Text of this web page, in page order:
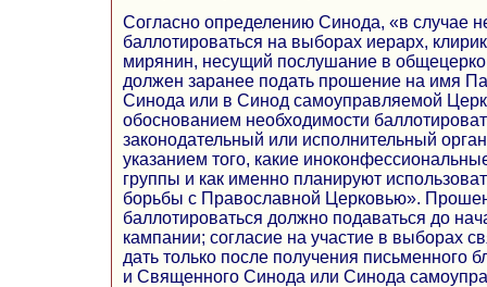
Согласно определению Синода, «в случае
баллотироваться на выборах иерарх,
мирянин, несущий послушание в
должен заранее подать прошение на имя
Синода или в Синод самоуправляемой
обоснованием необходимости
законодательный или исполнительный
указанием того, какие
группы и как именно планируют
борьбы с Православной Церковью».
баллотироваться должно подаваться до
кампании; согласие на участие в выборах
дать только после получения письменного
и Священного Синода или Синода